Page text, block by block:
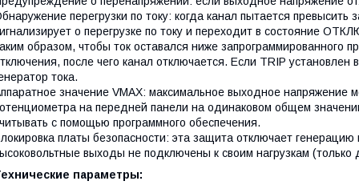
перегрузки по току: когда канал пытается
о перегрузке по току и переходит в состояние
образом, чтобы ток оставался ниже запрограммированного
после чего канал отключается. Если TRIP установлен
тока.
значение VMAX: максимальное выходное напряжение
на передней панели на одинаковом общем
с помощью программного обеспечения.
платы безопасности: эта защита отключает генерацию
выходы не подключены к своим нагрузкам
параметры: